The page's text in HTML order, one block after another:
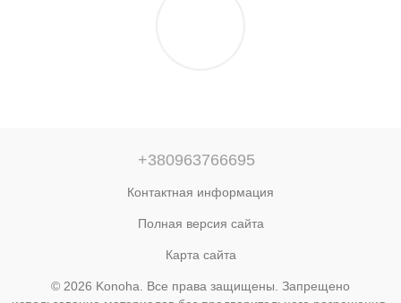
+380963766695
Контактная информация
Полная версия сайта
Карта сайта
© 2026 Konoha. Все права защищены. Запрещено